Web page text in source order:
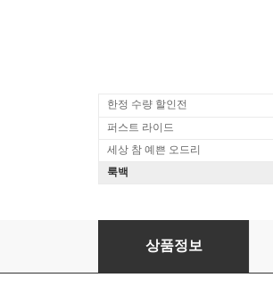
한정 수량 할인전
퍼스트 라이드
세상 참 예쁜 오드리
룩백
상품정보